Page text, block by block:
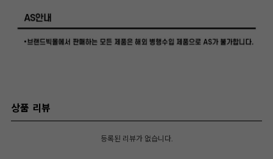
상품 리뷰
등록된 리뷰가 없습니다.